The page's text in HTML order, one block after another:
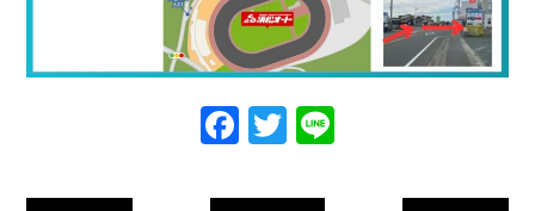
Facebook
Twitter